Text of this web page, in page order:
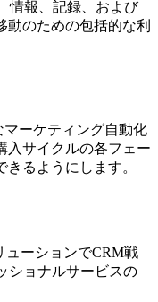
情報、記録、および
動のための包括的な利
ーケティング自動化
入サイクルの各フェー
るようにします。
ューションでCRM戦
ショナルサービスの